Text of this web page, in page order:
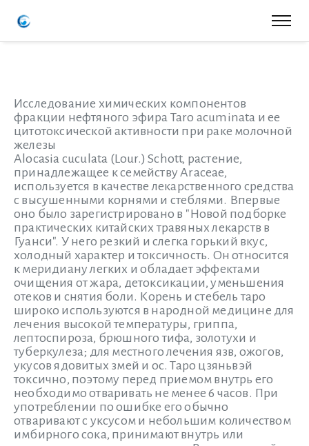
Исследование химических компонентов
фракции нефтяного эфира Taro acuminata и ее
цитотоксической активности при раке молочной
железы
Alocasia cuculata (Lour.) Schott, растение,
принадлежащее к семейству Araceae,
используется в качестве лекарственного средства
с высушенными корнями и стеблями. Впервые
оно было зарегистрировано в "Новой подборке
практических китайских травяных лекарств в
Гуанси". У него резкий и слегка горький вкус,
холодный характер и токсичность. Он относится
к меридиану легких и обладает эффектами
очищения от жара, детоксикации, уменьшения
отеков и снятия боли. Корень и стебель таро
широко используются в народной медицине для
лечения высокой температуры, гриппа,
лептоспироза, брюшного тифа, золотухи и
туберкулеза; для местного лечения язв, ожогов,
укусов ядовитых змей и ос. Таро цзяньвэй
токсично, поэтому перед приемом внутрь его
необходимо отваривать не менее 6 часов. При
употреблении по ошибке его обычно
отваривают с уксусом и небольшим количеством
имбирного сока, принимают внутрь или